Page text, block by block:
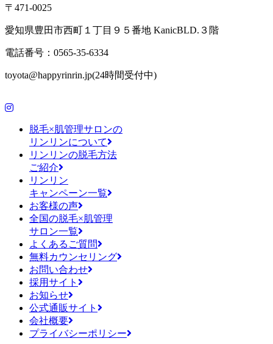
〒471-0025
愛知県豊田市西町１丁目９５番地 KanicBLD.３階
電話番号：0565-35-6334
toyota@happyrinrin.jp(24時間受付中)
脱毛×肌管理サロンの
リンリンについて
リンリンの脱毛方法
ご紹介
リンリン
キャンペーン一覧
お客様の声
全国の脱毛×肌管理
サロン一覧
よくあるご質問
無料カウンセリング
お問い合わせ
採用サイト
お知らせ
公式通販サイト
会社概要
プライバシーポリシー